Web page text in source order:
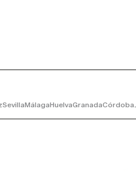
SevillaMálagaHuelvaGranadaCórdoba